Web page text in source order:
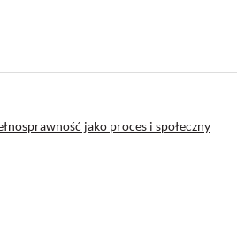
jako proces i społeczny